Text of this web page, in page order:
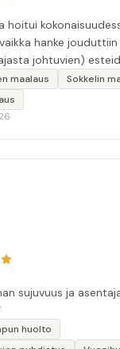
hoitui
hanke
johtuvien)
n. 3 viikoksi.
erinomaista,
Erityiskiitos
maalaus
Sokkelin
sujuvuus ja
huolto